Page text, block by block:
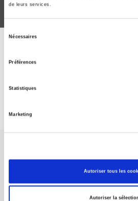
de leurs services.
Sélection
Nécessaires
Préférences
Statistiques
Marketing
Autoriser tous les
Autoriser la
ABONNEZ-
Maison d'édition dédiée aux sciences